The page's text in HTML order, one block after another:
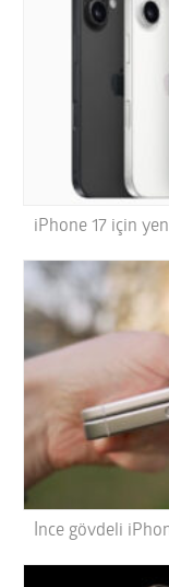
iPhone 17 için
İnce gövdeli